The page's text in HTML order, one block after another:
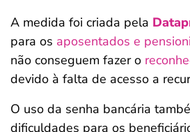
A medida foi criada pela
para os aposentados e
não conseguem fazer o
devido à falta de acesso a
O uso da senha bancária
dificuldades para os